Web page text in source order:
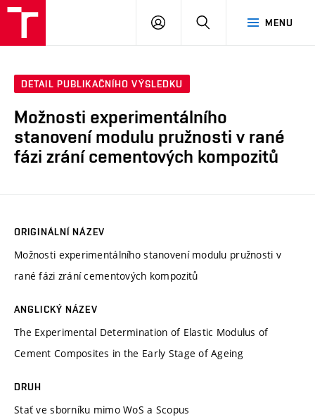
MENU
PŘIHLÁSIT
DETAIL PUBLIKAČNÍHO VÝSLEDKU
Možnosti experimentálního
stanovení modulu pružnosti v rané
fázi zrání cementových kompozitů
ORIGINÁLNÍ NÁZEV
Možnosti experimentálního stanovení modulu pružnosti v
rané fázi zrání cementových kompozitů
ANGLICKÝ NÁZEV
The Experimental Determination of Elastic Modulus of
Cement Composites in the Early Stage of Ageing
DRUH
Stať ve sborníku mimo WoS a Scopus